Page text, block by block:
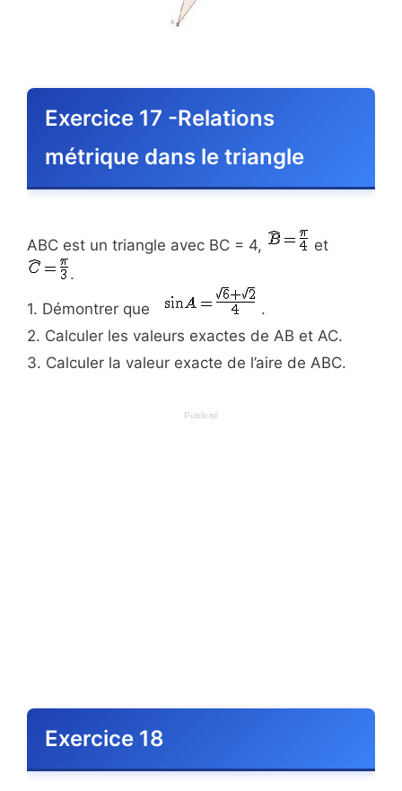
Exercice 17 -Relations
métrique dans le triangle
ABC est un triangle avec BC = 4,
et
.
1. Démontrer que
.
2. Calculer les valeurs exactes de AB et AC.
3. Calculer la valeur exacte de l’aire de ABC.
Publicité
Exercice 18